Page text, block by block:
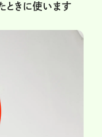
ときに使います